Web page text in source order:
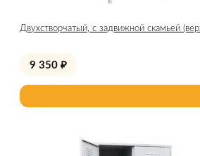
Двухстворчатый, с задвижной скамьей
9 350 ₽